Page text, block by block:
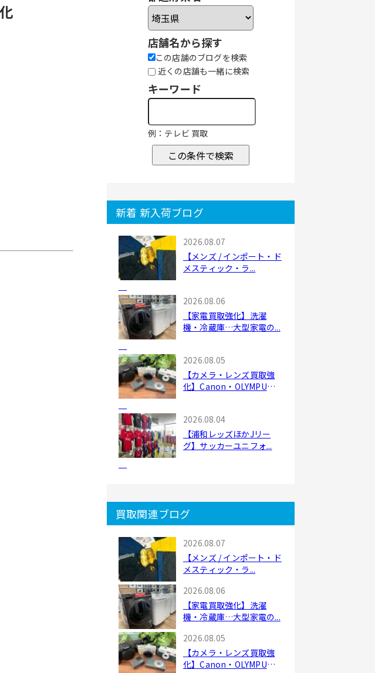
店舗名から探す
この店舗のブログを検索
近くの店舗も一緒に検索
キーワード
例：テレビ 買取
この条件で検索
新着 新入荷ブログ
2026.08.07
【メンズ / インポート・ド
メスティック・ラ...
2026.08.06
【家電買取強化】洗濯
機・冷蔵庫…大型家電の...
2026.08.05
【カメラ・レンズ買取強
化】Canon・OLYMPU
2026.08.04
【浦和レッズほかJリー
グ】サッカーユニフォ...
買取関連ブログ
2026.08.07
【メンズ / インポート・ド
メスティック・ラ...
2026.08.06
【家電買取強化】洗濯
機・冷蔵庫…大型家電の...
2026.08.05
【カメラ・レンズ買取強
化】Canon・OLYMPU